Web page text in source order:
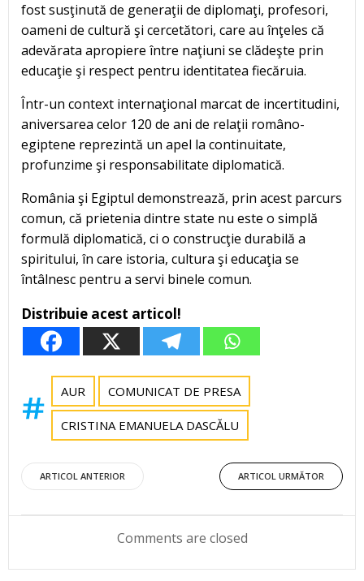
fost susţinută de generaţii de diplomaţi, profesori,
oameni de cultură şi cercetători, care au înţeles că
adevărata apropiere între naţiuni se clădeşte prin
educaţie şi respect pentru identitatea fiecăruia.
Într-un context internaţional marcat de incertitudini,
aniversarea celor 120 de ani de relaţii româno-
egiptene reprezintă un apel la continuitate,
profunzime şi responsabilitate diplomatică.
România şi Egiptul demonstrează, prin acest parcurs
comun, că prietenia dintre state nu este o simplă
formulă diplomatică, ci o construcţie durabilă a
spiritului, în care istoria, cultura şi educaţia se
întâlnesc pentru a servi binele comun.
Distribuie acest articol!
AUR COMUNICAT DE PRESA
CRISTINA EMANUELA DASCĂLU
Post
navigation
ARTICOL ANTERIOR
Post
navigation
ARTICOL URMĂTOR
Comments are closed